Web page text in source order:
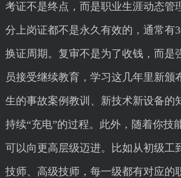
考证不是终点，而是职业生涯动态管
分上岗证都不是永久有效的，通常有
换证周期。复审不是为了收钱，而是
员接受继续教育，学习这几年里新颁
生的事故案例教训、新技术新设备的
持续“充电”的过程。此外，随着你技
可以向更高层级迈进。比如从初级工
技师、高级技师，每一级都有对应的